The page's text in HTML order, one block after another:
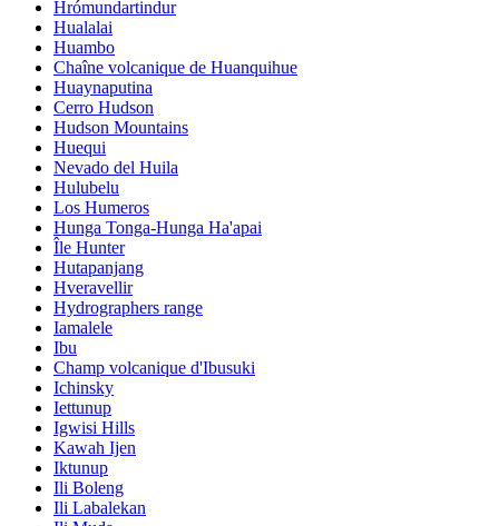
Hrómundartindur
Hualalai
Huambo
Chaîne volcanique de Huanquihue
Huaynaputina
Cerro Hudson
Hudson Mountains
Huequi
Nevado del Huila
Hulubelu
Los Humeros
Hunga Tonga-Hunga Ha'apai
Île Hunter
Hutapanjang
Hveravellir
Hydrographers range
Iamalele
Ibu
Champ volcanique d'Ibusuki
Ichinsky
Iettunup
Igwisi Hills
Kawah Ijen
Iktunup
Ili Boleng
Ili Labalekan